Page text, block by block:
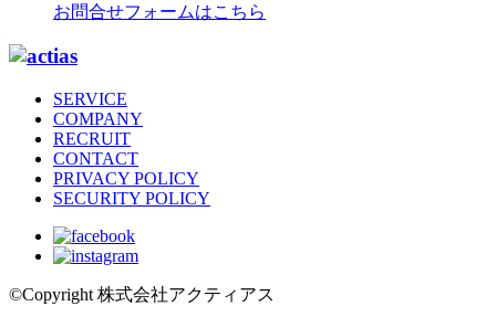
お問合せフォームはこちら
SERVICE
COMPANY
RECRUIT
CONTACT
PRIVACY POLICY
SECURITY POLICY
©Copyright 株式会社アクティアス